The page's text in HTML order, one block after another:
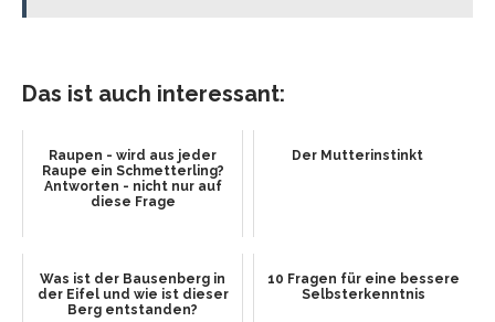
Das ist auch interessant:
Raupen - wird aus jeder
Raupe ein Schmetterling?
Antworten - nicht nur auf
diese Frage
Der Mutterinstinkt
Was ist der Bausenberg in
der Eifel und wie ist dieser
Berg entstanden?
10 Fragen für eine bessere
Selbsterkenntnis